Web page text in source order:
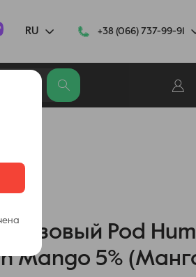
RU +38 (066) 737-99-91
20897
Pod
Mango 5%